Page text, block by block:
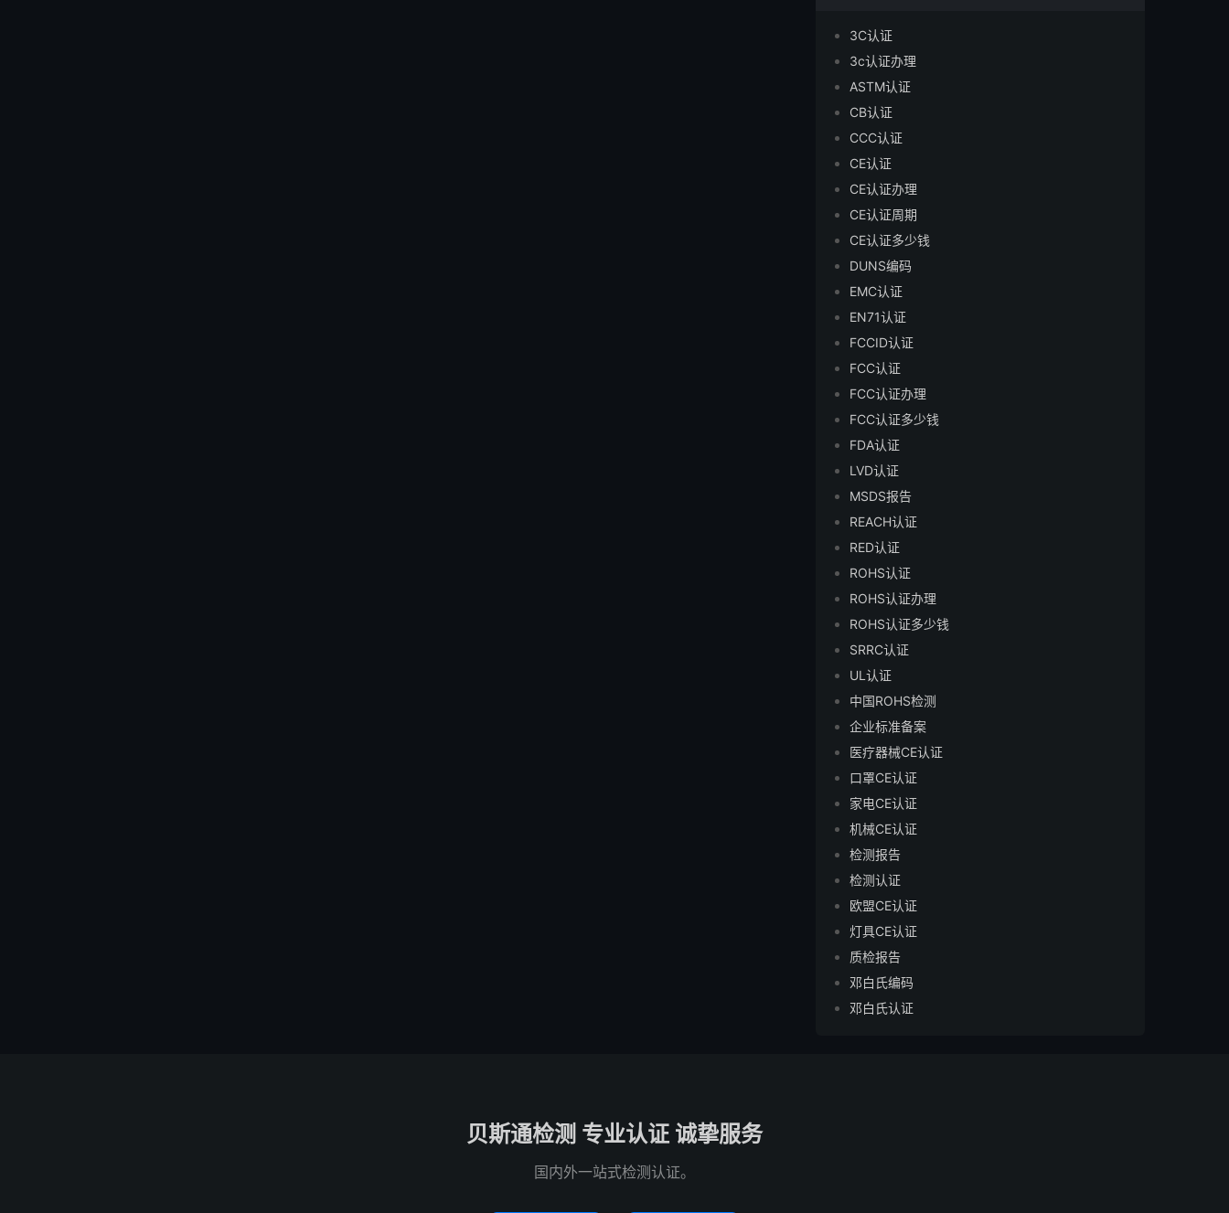
3C认证
3c认证办理
ASTM认证
CB认证
CCC认证
CE认证
CE认证办理
CE认证周期
CE认证多少钱
DUNS编码
EMC认证
EN71认证
FCCID认证
FCC认证
FCC认证办理
FCC认证多少钱
FDA认证
LVD认证
MSDS报告
REACH认证
RED认证
ROHS认证
ROHS认证办理
ROHS认证多少钱
SRRC认证
UL认证
中国ROHS检测
企业标准备案
医疗器械CE认证
口罩CE认证
家电CE认证
机械CE认证
检测报告
检测认证
欧盟CE认证
灯具CE认证
质检报告
邓白氏编码
邓白氏认证
贝斯通检测 专业认证 诚挚服务
国内外一站式检测认证。